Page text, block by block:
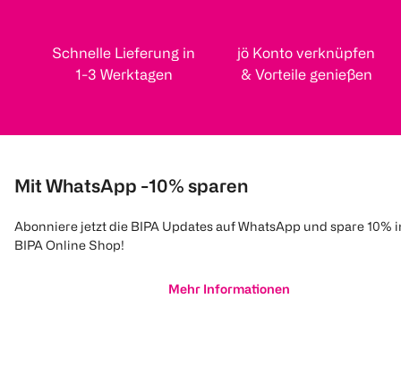
Schnelle Lieferung in
1-3 Werktagen
jö Konto verknüpfen
& Vorteile genießen
Mit WhatsApp -10% sparen
Abonniere jetzt die BIPA Updates auf WhatsApp und spare 10%
BIPA Online Shop!
Mehr Informationen